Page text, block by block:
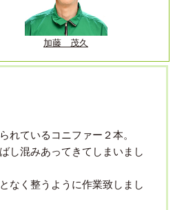
加藤 茂久
れているコニファー２本。
し混みあってきてしまいまし
なく整うように作業致しまし